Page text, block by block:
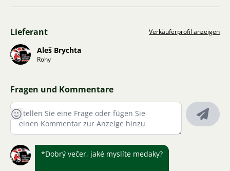
Lieferant Verkäuferprofil anzeigen
Aleš Brychta
Rohy
Fragen und Kommentare
*Dobrý večer, jaké myslíte medaky?